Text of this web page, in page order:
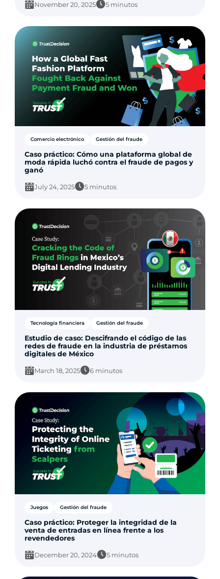
November 20, 2025 5 minutos
Comercio electrónico Gestión del fraude
Caso práctico: Cómo una plataforma global de
moda rápida luchó contra el fraude de pagos y
ganó
July 24, 2025 5 minutos
Tecnología financiera Gestión del fraude
Estudio de caso: Descifrando el código de las
redes de fraude en la industria de préstamos
digitales de México
March 18, 2025 6 minutos
Juegos Gestión del fraude
Caso práctico: Proteger la integridad de la
venta de entradas en línea frente a los
revendedores
December 20, 2024 5 minutos